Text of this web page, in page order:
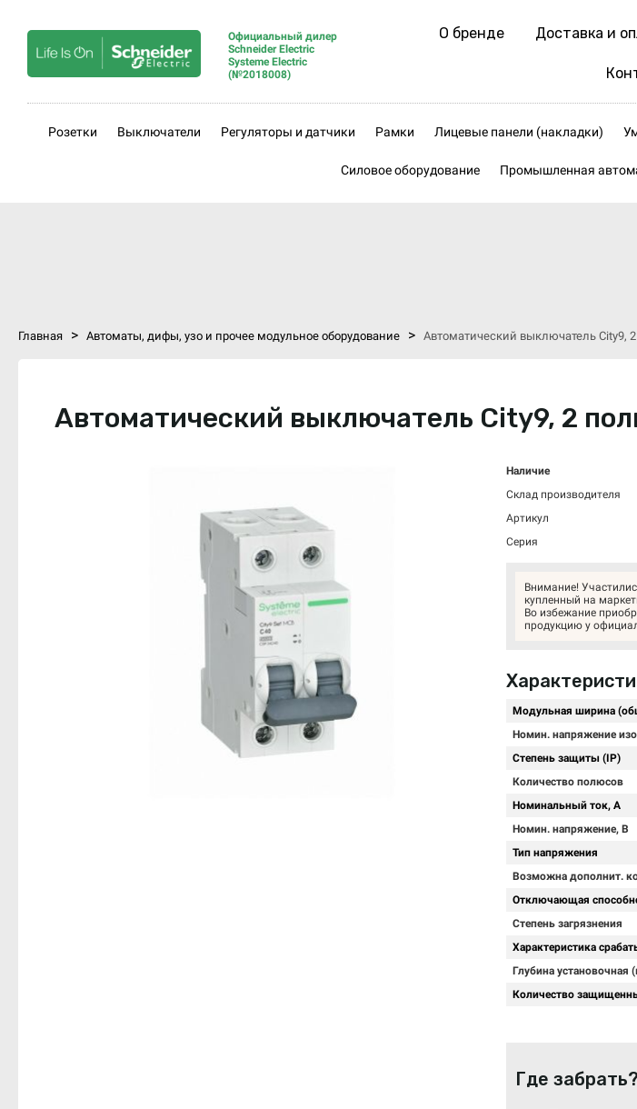
Официальный дилер
Schneider Electric
Systeme Electric
(№2018008)
О бренде Доставка и
Розетки Выключатели Регуляторы и датчики Рамки Лицевые панели (накладки)
Силовое оборудование Промышленная
Главная > Автоматы, дифы, узо и прочее модульное оборудование > Автоматический выключатель City9,
Автоматический выключатель City9, 2
Наличие
Склад производителя
Артикул
Серия
Внимание!
купленный на
Во избежание
продукцию у
Модульная ширина
Номин. напряжение
Степень защиты (IP)
Количество полюсов
Номинальный ток, А
Номин. напряжение, В
Тип напряжения
Возможна дополнит.
Отключающая
Степень загрязнения
Характеристика
Глубина установочная
Количество
Где забрать?